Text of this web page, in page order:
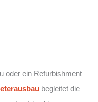
oder ein Refurbishment
begleitet die